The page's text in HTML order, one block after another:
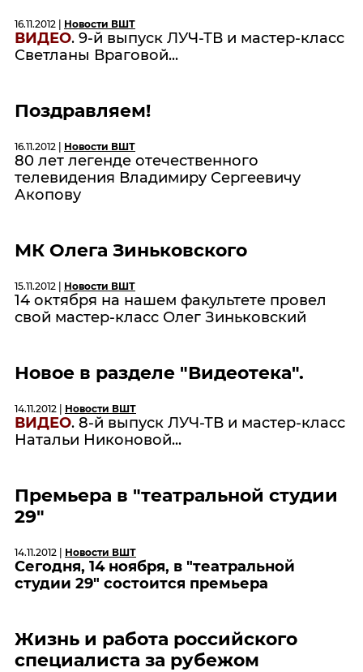
16.11.2012 | Новости ВШТ
ВИДЕО. 9-й выпуск ЛУЧ-ТВ и мастер-класс
Светланы Враговой...
Поздравляем!
16.11.2012 | Новости ВШТ
80 лет легенде отечественного
телевидения Владимиру Сергеевичу
Акопову
МК Олега Зиньковского
15.11.2012 | Новости ВШТ
14 октября на нашем факультете провел
свой мастер-класс Олег Зиньковский
Новое в разделе "Видеотека".
14.11.2012 | Новости ВШТ
ВИДЕО. 8-й выпуск ЛУЧ-ТВ и мастер-класс
Натальи Никоновой...
Премьера в "театральной студии
29"
14.11.2012 | Новости ВШТ
Сегодня, 14 ноября, в "театральной
студии 29" состоится премьера
Жизнь и работа российского
специалиста за рубежом